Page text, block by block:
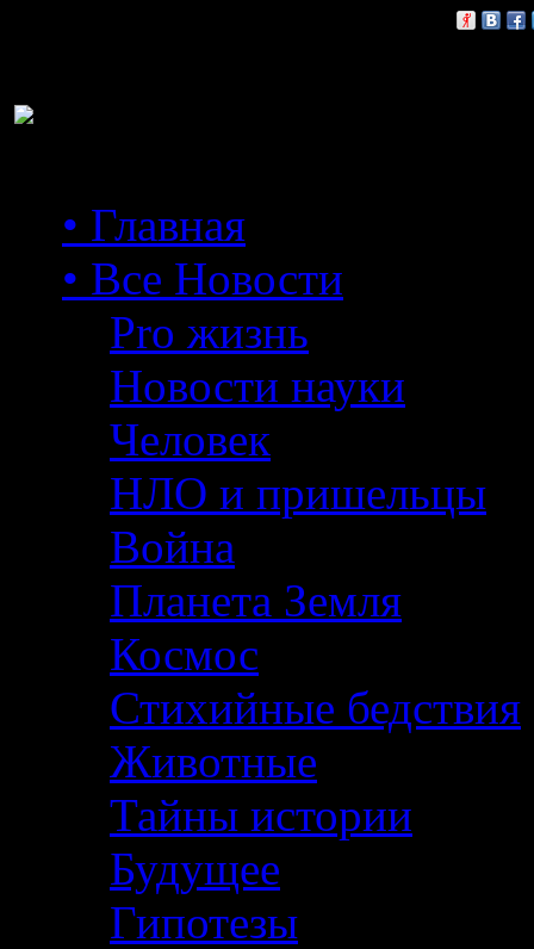
• Главная
• Все Новости
Pro жизнь
Новости науки
Человек
НЛО и пришельцы
Война
Планета Земля
Космос
Стихийные бедствия
Животные
Тайны истории
Будущее
Гипотезы